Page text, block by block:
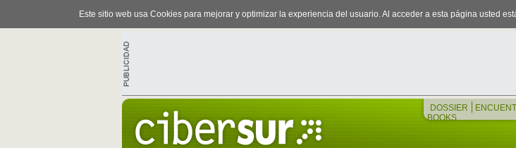
Este sitio web usa Cookies para mejorar y optimizar la experiencia del usuario. Al acceder a esta página usted
DOSSIER
BOOKS